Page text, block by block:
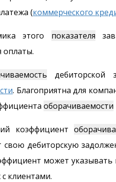
(коммерческого
этого показателя
оплаты.
дебиторской
. Благоприятна для
оборачиваемости
коэффициент
свою дебиторскую
может указывать
клиентами.